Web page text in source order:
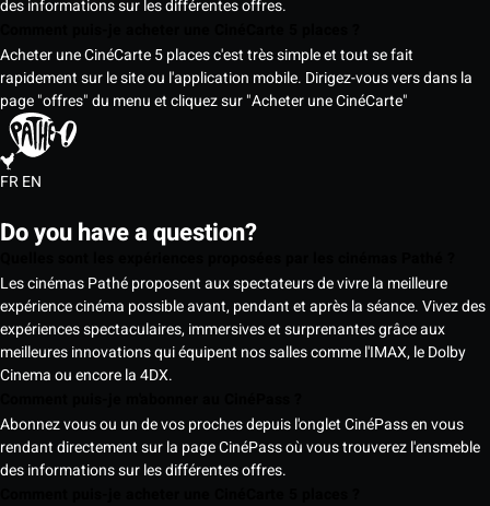
des informations sur les différentes offres.
Acheter une CinéCarte 5 places c'est très simple et tout se fait
rapidement sur le site ou l'application mobile. Dirigez-vous vers dans la
page "offres" du menu et cliquez sur "Acheter une CinéCarte"
FREN
Do you have a question?
Les cinémas Pathé proposent aux spectateurs de vivre la meilleure
expérience cinéma possible avant, pendant et après la séance. Vivez des
expériences spectaculaires, immersives et surprenantes grâce aux
meilleures innovations qui équipent nos salles comme l'IMAX, le Dolby
Cinema ou encore la 4DX.
Abonnez vous ou un de vos proches depuis l'onglet CinéPass en vous
rendant directement sur la page CinéPass où vous trouverez l'ensmeble
des informations sur les différentes offres.